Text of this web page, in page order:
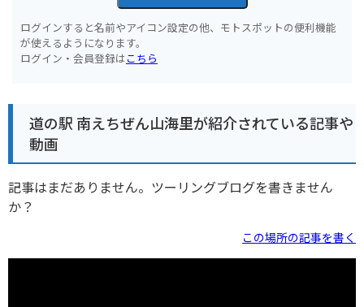
ログインすると名前やアイコン設定の他、モトスポットの便利機能
が使えるようになります。
ログイン・会員登録はこちら
道の駅 南えちぜん山海里が紹介されている記事や
動画
記事はまだありません。ツーリングブログを書きません
か？
この場所の記事を書く